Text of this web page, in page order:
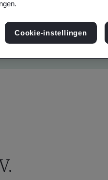
Cookie-instellingen